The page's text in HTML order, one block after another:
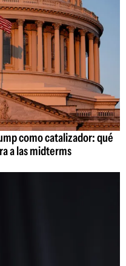
como catalizador: qué
a las midterms